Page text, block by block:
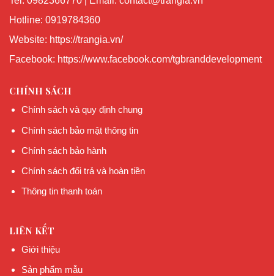
Hotline: 0919784360
Website: https://trangia.vn/
Facebook: https://www.facebook.com/tgbranddevelopment
CHÍNH SÁCH
Chính sách và quy định chung
Chính sách bảo mật thông tin
Chính sách bảo hành
Chính sách đổi trả và hoàn tiền
Thông tin thanh toán
LIÊN KẾT
Giới thiệu
Sản phẩm mẫu